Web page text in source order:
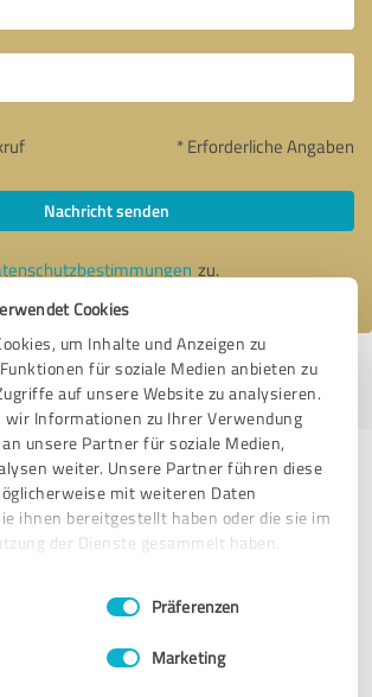
Cookies
um Inhalte und Anzeigen zu
für soziale Medien anbieten zu
auf unsere Website zu analysieren.
wir Informationen zu Ihrer Verwendung
unsere Partner für soziale Medien,
weiter. Unsere Partner führen diese
mit weiteren Daten
ihnen bereitgestellt haben oder die sie im
der Dienste gesammelt haben.
Präferenzen
Marketing
* Erforderliche Angaben
Nachricht senden
zu.
|Letzte Aktualisierung: 06.08.2026|Profil
melden
zu weiteren
aus dem Bereich